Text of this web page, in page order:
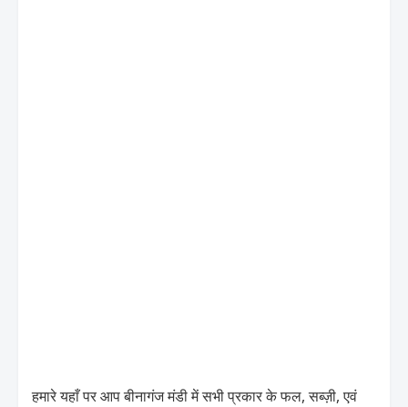
हमारे यहाँ पर आप बीनागंज मंडी में सभी प्रकार के फल, सब्ज़ी, एवं